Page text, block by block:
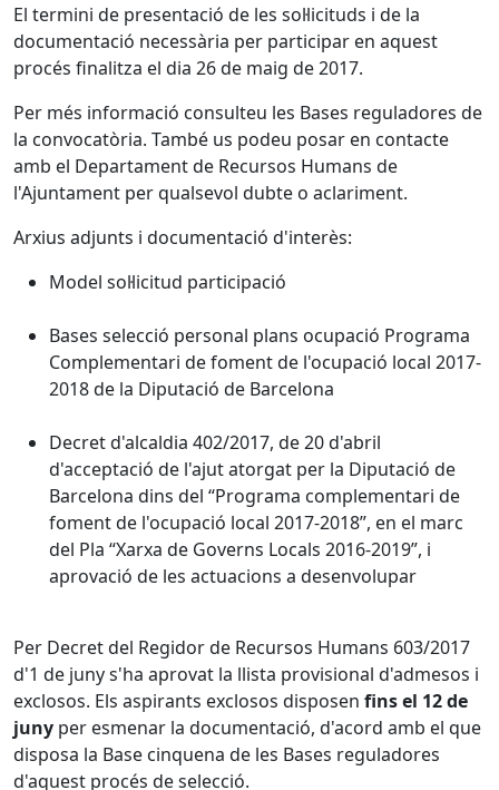
El termini de presentació de les sol·licituds i de la
documentació necessària per participar en aquest
procés finalitza el dia 26 de maig de 2017.
Per més informació consulteu les Bases reguladores de
la convocatòria. També us podeu posar en contacte
amb el Departament de Recursos Humans de
l'Ajuntament per qualsevol dubte o aclariment.
Arxius adjunts i documentació d'interès:
Model sol·licitud participació
Bases selecció personal plans ocupació Programa
Complementari de foment de l'ocupació local 2017-
2018 de la Diputació de Barcelona
Decret d'alcaldia 402/2017, de 20 d'abril
d'acceptació de l'ajut atorgat per la Diputació de
Barcelona dins del “Programa complementari de
foment de l'ocupació local 2017-2018”, en el marc
del Pla “Xarxa de Governs Locals 2016-2019”, i
aprovació de les actuacions a desenvolupar
Per Decret del Regidor de Recursos Humans 603/2017
d'1 de juny s'ha aprovat la llista provisional d'admesos i
exclosos. Els aspirants exclosos disposen fins el 12 de
juny per esmenar la documentació, d'acord amb el que
disposa la Base cinquena de les Bases reguladores
d'aquest procés de selecció.